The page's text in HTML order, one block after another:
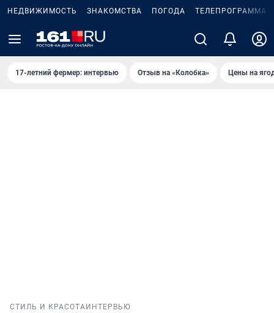
НЕДВИЖИМОСТЬ ЗНАКОМСТВА ПОГОДА ТЕЛЕПРОГРАММА
17-летний фермер: интервью Отзыв на «Колобка» Цены на
СТИЛЬ И КРАСОТА ИНТЕРВЬЮ